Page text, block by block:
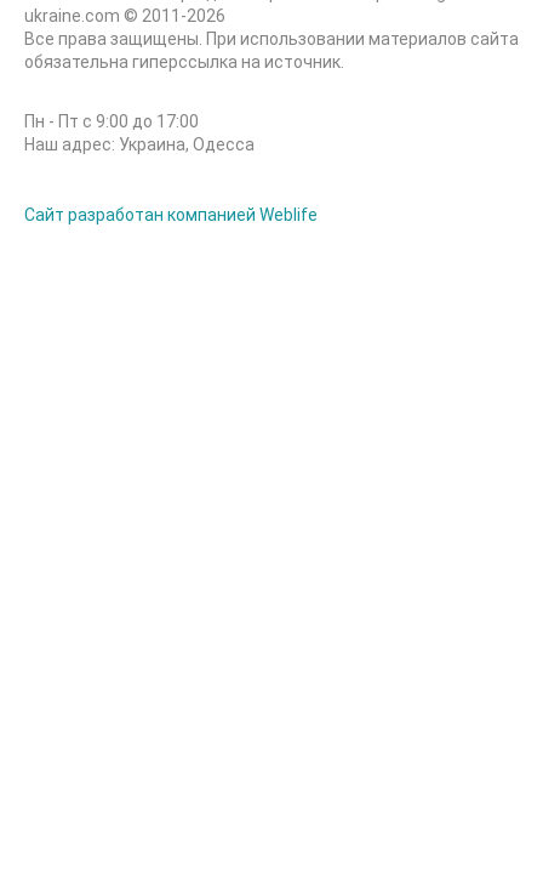
ukraine.com © 2011-2026
Все права защищены. При использовании материалов сайта
обязательна гиперссылка на источник.
Пн - Пт с 9:00 до 17:00
Наш адрес: Украина, Одесса
Сайт разработан компанией Weblife